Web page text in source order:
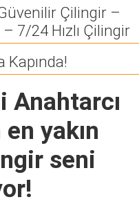
Çilingir –
7/24 Hızlı Çilingir
Kapında!
Anahtarcı
yakın
seni